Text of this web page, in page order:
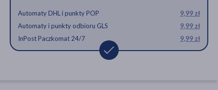
Automaty DHL i punkty POP
9,99 zł
Automaty i punkty odbioru GLS
9,99 zł
InPost Paczkomat 24/7
9,99 zł